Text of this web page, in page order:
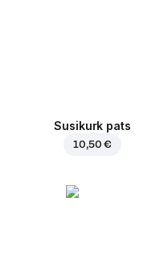
Susikurk pats
10,50 €